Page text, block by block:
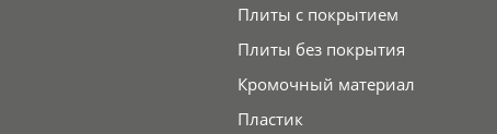
Плиты с покрытием
Плиты без покрытия
Кромочный материал
Пластик